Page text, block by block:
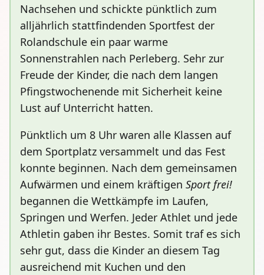
Nachsehen und schickte pünktlich zum
alljährlich stattfindenden Sportfest der
Rolandschule ein paar warme
Sonnenstrahlen nach Perleberg. Sehr zur
Freude der Kinder, die nach dem langen
Pfingstwochenende mit Sicherheit keine
Lust auf Unterricht hatten.
Pünktlich um 8 Uhr waren alle Klassen auf
dem Sportplatz versammelt und das Fest
konnte beginnen. Nach dem gemeinsamen
Aufwärmen und einem kräftigen Sport frei!
begannen die Wettkämpfe im Laufen,
Springen und Werfen. Jeder Athlet und jede
Athletin gaben ihr Bestes. Somit traf es sich
sehr gut, dass die Kinder an diesem Tag
ausreichend mit Kuchen und den